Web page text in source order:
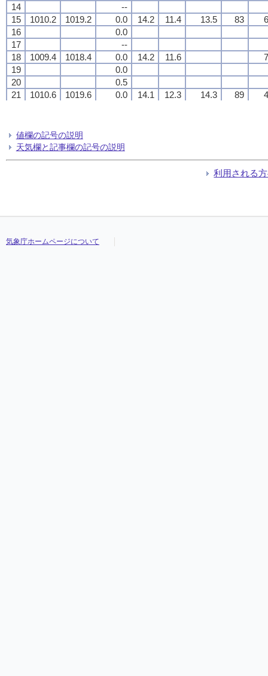
14
--
15
1010.2 1019.2 0.0 14.2 11.4 13.5 83
16
0.0
17
--
18
1009.4 1018.4 0.0 14.2 11.6
19
0.0
20
0.5
21
1010.6 1019.6 0.0 14.1 12.3 14.3 89
24
1009.7 1018.6
14
--
15
1010.2 1019.2 0.0 14.2 11.4 13.5 83
16
0.0
17
--
18
1009.4 1018.4 0.0 14.2 11.6
19
0.0
20
0.5
21
1010.6 1019.6 0.0 14.1 12.3 14.3 89
24
1009.7 1018.6
14
--
15
1010.2 1019.2 0.0 14.2 11.4 13.5 83
16
0.0
17
--
18
1009.4 1018.4 0.0 14.2 11.6
19
0.0
20
0.5
21
1010.6 1019.6 0.0 14.1 12.3 14.3 89
24
1009.7 1018.6
14
--
15
1010.2 1019.2 0.0 14.2 11.4 13.5 83
16
0.0
17
--
18
1009.4 1018.4 0.0 14.2 11.6
19
0.0
20
0.5
21
1010.6 1019.6 0.0 14.1 12.3 14.3 89
24
1009.7 1018.6
値欄の記号の説明
天気欄と記事欄の記号の説明
利用される
気象庁ホームページについて